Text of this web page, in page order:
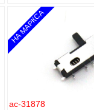
НА МАРКСА
ac-31878